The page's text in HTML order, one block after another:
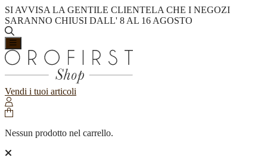
SI AVVISA LA GENTILE CLIENTELA CHE I NEGOZI
SARANNO CHIUSI DALL' 8 AL 16 AGOSTO
Vendi i tuoi articoli
Nessun prodotto nel carrello.